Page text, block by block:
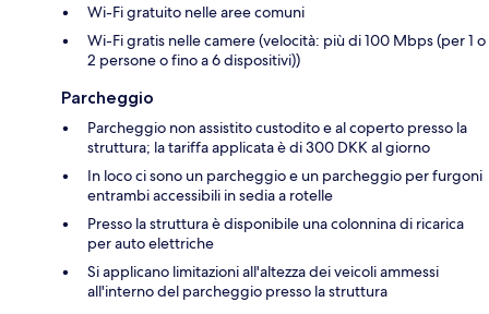
Wi-Fi gratuito nelle aree comuni
Wi-Fi gratis nelle camere (velocità: più di 100 Mbps (per 1 o
2 persone o fino a 6 dispositivi))
Parcheggio
Parcheggio non assistito custodito e al coperto presso la
struttura; la tariffa applicata è di 300 DKK al giorno
In loco ci sono un parcheggio e un parcheggio per furgoni
entrambi accessibili in sedia a rotelle
Presso la struttura è disponibile una colonnina di ricarica
per auto elettriche
Si applicano limitazioni all'altezza dei veicoli ammessi
all'interno del parcheggio presso la struttura